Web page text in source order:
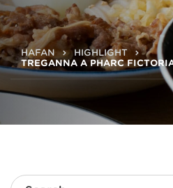
HAFAN
HIGHLIGHT
TREGANNA A PHARC